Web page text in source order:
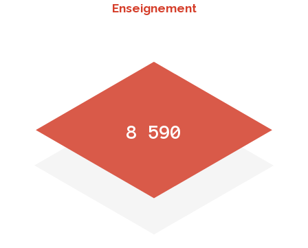
Enseignement
8 590